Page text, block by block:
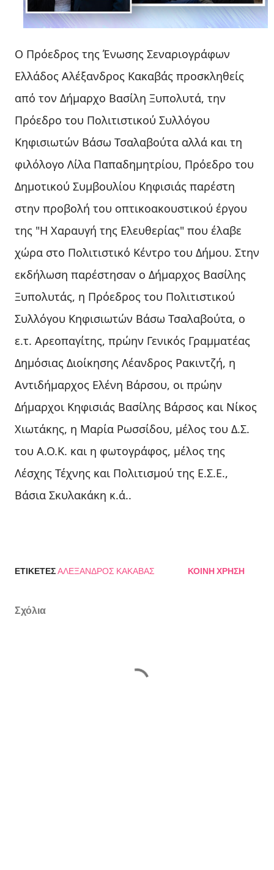
Ο Πρόεδρος της Ένωσης Σεναριογράφων
Ελλάδος Αλέξανδρος Κακαβάς προσκληθείς
από τον Δήμαρχο Βασίλη Ξυπολυτά, την
Πρόεδρο του Πολιτιστικού Συλλόγου
Κηφισιωτών Βάσω Τσαλαβούτα αλλά και τη
φιλόλογο Λίλα Παπαδημητρίου, Πρόεδρο του
Δημοτικού Συμβουλίου Κηφισιάς παρέστη
στην προβολή του οπτικοακουστικού έργου
της "Η Χαραυγή της Ελευθερίας" που έλαβε
χώρα στο Πολιτιστικό Κέντρο του Δήμου. Στην
εκδήλωση παρέστησαν ο Δήμαρχος Βασίλης
Ξυπολυτάς, η Πρόεδρος του Πολιτιστικού
Συλλόγου Κηφισιωτών Βάσω Τσαλαβούτα, ο
ε.τ. Αρεοπαγίτης, πρώην Γενικός Γραμματέας
Δημόσιας Διοίκησης Λέανδρος Ρακιντζή, η
Αντιδήμαρχος Ελένη Βάρσου, οι πρώην
Δήμαρχοι Κηφισιάς Βασίλης Βάρσος και Νίκος
Χιωτάκης, η Μαρία Ρωσσίδου, μέλος του Δ.Σ.
του Α.Ο.Κ. και η φωτογράφος, μέλος της
Λέσχης Τέχνης και Πολιτισμού της Ε.Σ.Ε.,
Βάσια Σκυλακάκη κ.ά..
ΕΤΙΚΈΤΕΣΑΛΈΞΑΝΔΡΟΣ ΚΑΚΑΒΆΣ ΚΟΙΝΉ ΧΡΉΣΗ
Σχόλια